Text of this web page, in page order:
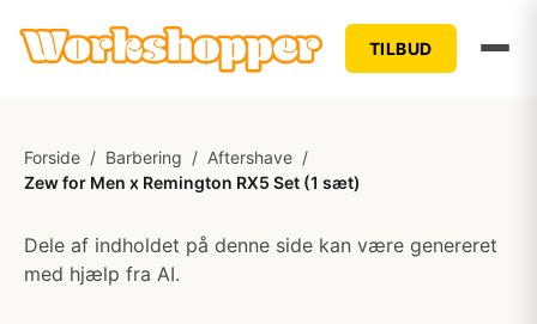
TILBUD
Forside / Barbering / Aftershave /
Zew for Men x Remington RX5 Set (1 sæt)
Dele af indholdet på denne side kan være genereret
med hjælp fra AI.